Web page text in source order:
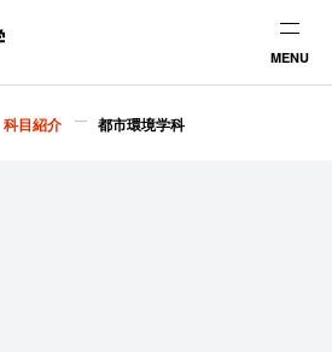
MENU
科目紹介 都市環境学科